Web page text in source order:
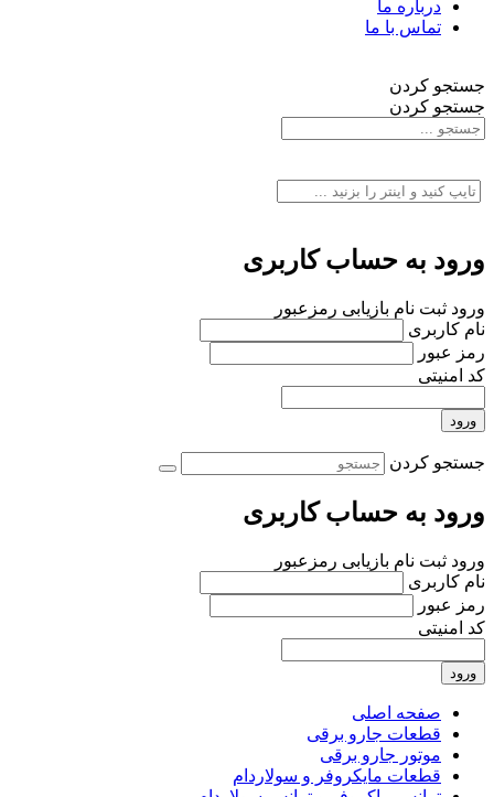
درباره ما
تماس با ما
جستجو کردن
جستجو کردن
ورود به حساب کاربری
ورود ثبت نام بازیابی رمزعبور
نام کاربری
رمز عبور
کد امنیتی
ورود
جستجو کردن
ورود به حساب کاربری
ورود ثبت نام بازیابی رمزعبور
نام کاربری
رمز عبور
کد امنیتی
ورود
صفحه اصلی
قطعات جارو برقی
موتور جارو برقی
قطعات مایکروفر و سولاردام